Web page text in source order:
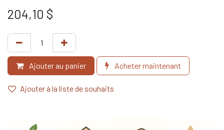
204,10 $
Ajouter au panier Acheter maintenant
Ajouter à la liste de souhaits